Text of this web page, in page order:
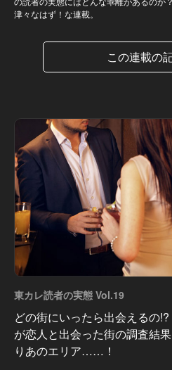
津々なはず！な連載。
この連載の
東カレ読者の実態 Vol.19
どの街にいったら出会えるの
が恋人と出会った街の調査結
りあのエリア……！